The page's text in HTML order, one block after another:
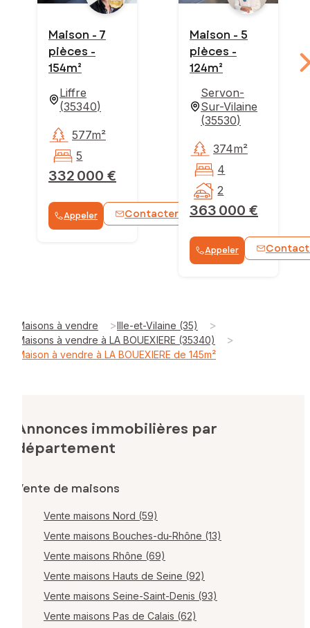
Maison - 7
pièces -
154m²
Liffre
(35340)
332 000 €
577m²
5
Appeler Contacter WhatsApp
Maison - 5
pièces -
124m²
Servon-
Sur-Vilaine
(35530)
363 000 €
374m²
4
2
Appeler
Maisons à vendre >Ille-et-Vilaine (35) >
Maisons à vendre à LA BOUEXIERE (35340) >
Maison à vendre à LA BOUEXIERE de 145m²
Annonces immobilières par
département
Vente de maisons
Vente maisons Nord (59)
Vente maisons Bouches-du-Rhône (13)
Vente maisons Rhône (69)
Vente maisons Hauts de Seine (92)
Vente maisons Seine-Saint-Denis (93)
Vente maisons Pas de Calais (62)